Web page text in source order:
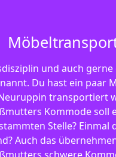
und auch
Du hast ein paar
transportiert
Kommode soll
Stelle? Einmal
Auch das